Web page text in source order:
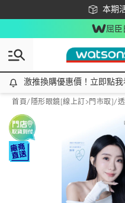
本期
下載
屈臣
激推換購優惠價！立即點我看
激推換購優惠價！立即點我
首頁/ 隱形眼鏡[線上訂>門市取]/